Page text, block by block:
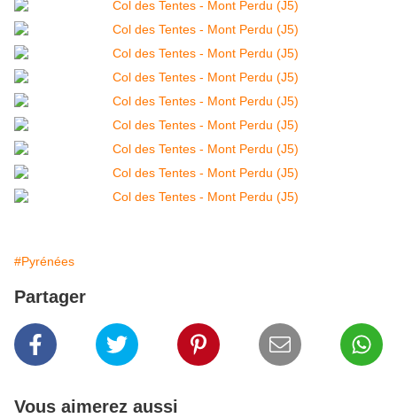
#Pyrénées
Partager
Vous aimerez aussi